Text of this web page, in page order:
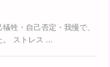
牲・自己否定・我慢で、
。 ストレス ...